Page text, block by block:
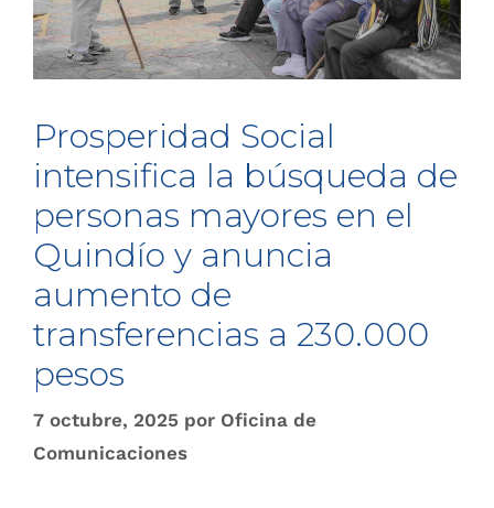
Prosperidad Social
intensifica la búsqueda de
personas mayores en el
Quindío y anuncia
aumento de
transferencias a 230.000
pesos
7 octubre, 2025 por Oficina de
Comunicaciones